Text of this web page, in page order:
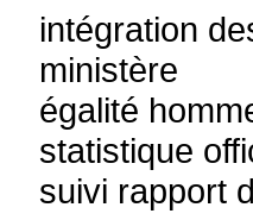
intégration
ministère
égalité
statistique
suivi rapport